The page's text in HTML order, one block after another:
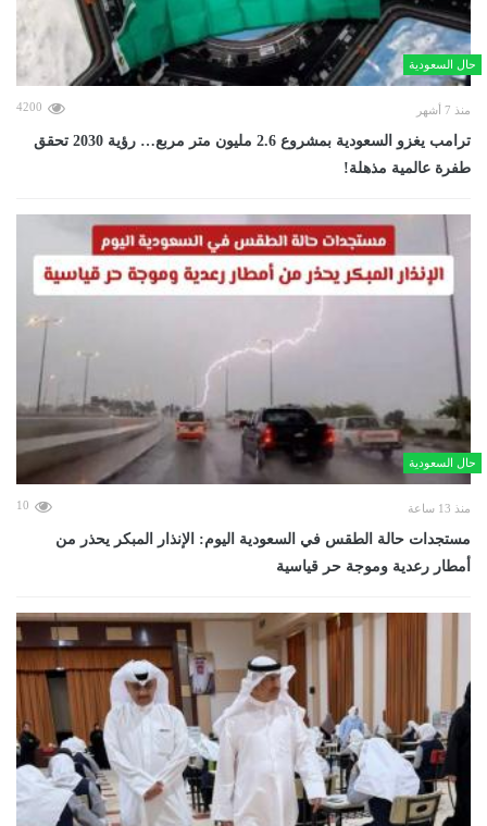
حال السعودية
منذ 7 أشهر 4200
ترامب يغزو السعودية بمشروع 2.6 مليون متر مربع… رؤية 2030 تحقق
طفرة عالمية مذهلة!
حال السعودية
منذ 13 ساعة 10
مستجدات حالة الطقس في السعودية اليوم: الإنذار المبكر يحذر من
أمطار رعدية وموجة حر قياسية